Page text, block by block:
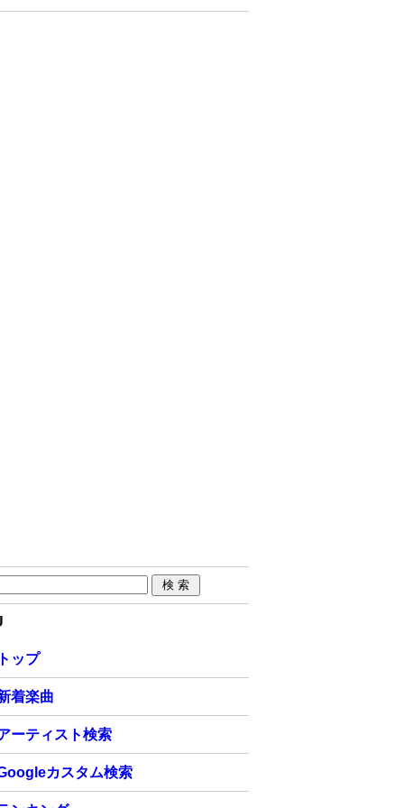
トップ
着楽曲
ーティスト検索
カスタム検索